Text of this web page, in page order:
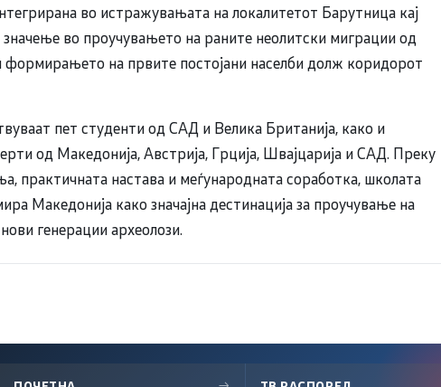
во истражувањата на локалитетот Барутница кај
во проучувањето на раните неолитски миграции од
формирањето на првите постојани населби долж коридорот
пет студенти од САД и Велика Британија, како и
од Македонија, Австрија, Грција, Швајцарија и САД. Преку
практичната настава и меѓународната соработка, школата
Македонија како значајна дестинација за проучување на
генерации археолози.